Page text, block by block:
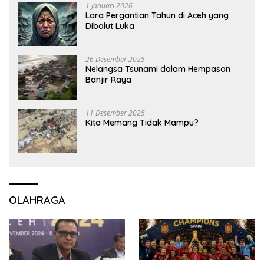
1 Januari 2026
Lara Pergantian Tahun di Aceh yang
Dibalut Luka
26 Desember 2025
Nelangsa Tsunami dalam Hempasan
Banjir Raya
11 Desember 2025
Kita Memang Tidak Mampu?
OLAHRAGA